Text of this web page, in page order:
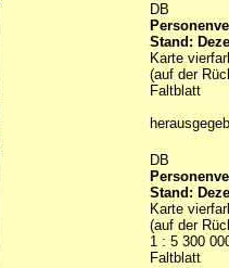
DB
Stand:
Karte
(auf der
Faltblatt
DB
Stand:
Karte
(auf der
1 : 5 300
Faltblatt